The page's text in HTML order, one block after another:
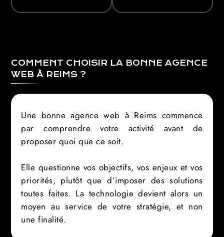
COMMENT CHOISIR LA BONNE AGENCE
WEB À REIMS ?
Une bonne agence web à Reims commence
par comprendre votre activité avant de
proposer quoi que ce soit.
Elle questionne vos objectifs, vos enjeux et vos
priorités, plutôt que d’imposer des solutions
toutes faites. La technologie devient alors un
moyen au service de votre stratégie, et non
une finalité.